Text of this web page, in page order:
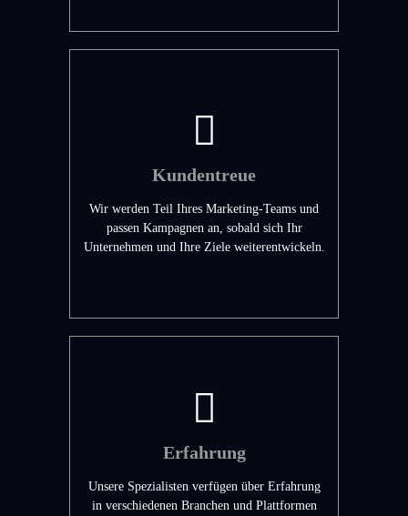
Kundentreue
Wir werden Teil Ihres Marketing-Teams und
passen Kampagnen an, sobald sich Ihr
Unternehmen und Ihre Ziele weiterentwickeln.
Erfahrung
Unsere Spezialisten verfügen über Erfahrung
in verschiedenen Branchen und Plattformen